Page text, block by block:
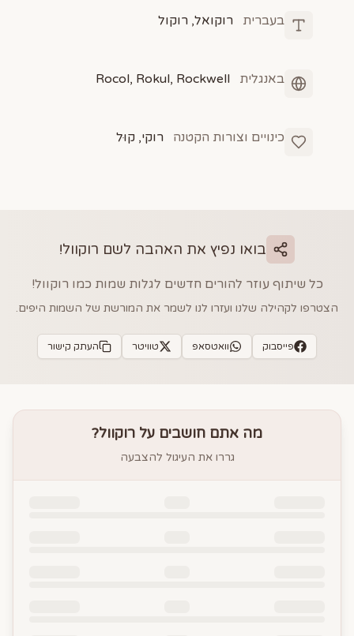
בעברית רוקואל, רוקול
באנגלית Rocol, Rokul, Rockwell
כינויים וצורות הקטנה רוקי, קוּל
בואו נפיץ את האהבה לשם רוקוול!
כל שיתוף עוזר להורים חדשים לגלות שמות כמו רוקוול!
הצטרפו לקהילה שלנו ועזרו לנו לשמר את המורשת של השמות היפים.
פייסבוק וואטסאפ טוויטר העתק קישור
מה אתם חושבים על רוקוול?
גררו את העיגול להצבעה